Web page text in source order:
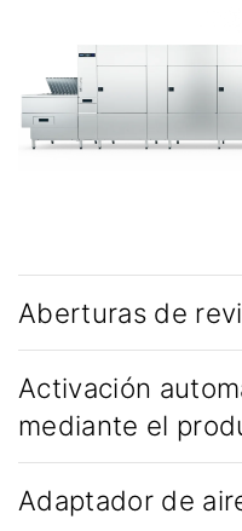
Aberturas de
Activación
mediante el
Adaptador de